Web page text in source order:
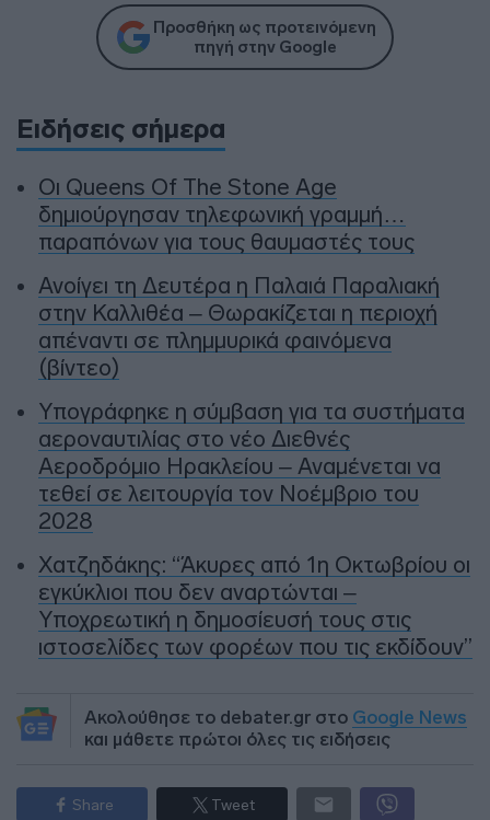
Προσθήκη ως προτεινόμενη
πηγή στην Google
Ειδήσεις σήμερα
Οι Queens Of The Stone Age
δημιούργησαν τηλεφωνική γραμμή…
παραπόνων για τους θαυμαστές τους
Ανοίγει τη Δευτέρα η Παλαιά Παραλιακή
στην Καλλιθέα – Θωρακίζεται η περιοχή
απέναντι σε πλημμυρικά φαινόμενα
(βίντεο)
Υπογράφηκε η σύμβαση για τα συστήματα
αεροναυτιλίας στο νέο Διεθνές
Αεροδρόμιο Ηρακλείου – Αναμένεται να
τεθεί σε λειτουργία τον Νοέμβριο του
2028
Χατζηδάκης: “Άκυρες από 1η Οκτωβρίου οι
εγκύκλιοι που δεν αναρτώνται –
Υποχρεωτική η δημοσίευσή τους στις
ιστοσελίδες των φορέων που τις εκδίδουν”
Ακολούθησε το debater.gr στο Google News
και μάθετε πρώτοι όλες τις ειδήσεις
Share Tweet